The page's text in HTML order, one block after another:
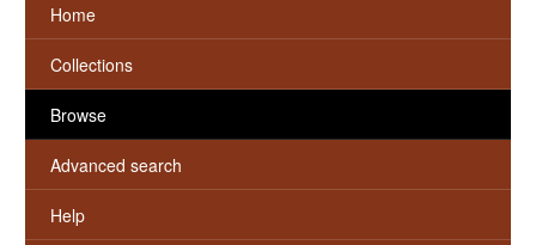
Home
Collections
Browse
Advanced search
Help